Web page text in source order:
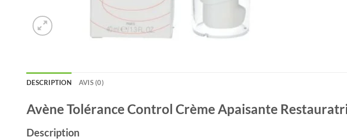
DESCRIPTION AVIS (0)
Avène Tolérance Control Crème Apaisante
Description